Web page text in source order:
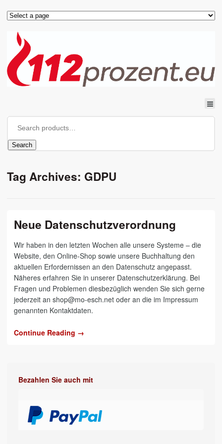
Search
Tag Archives: GDPU
Neue Datenschutzverordnung
Wir haben in den letzten Wochen alle unsere Systeme – die
Website, den Online-Shop sowie unsere Buchhaltung den
aktuellen Erfordernissen an den Datenschutz angepasst.
Näheres erfahren Sie in unserer Datenschutzerklärung. Bei
Fragen und Problemen diesbezüglich wenden Sie sich gerne
jederzeit an shop@mo-esch.net oder an die im Impressum
genannten Kontaktdaten.
Continue Reading →
Bezahlen Sie auch mit